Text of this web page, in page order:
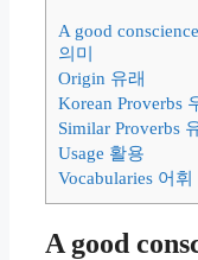
A good
의미
Origin 유래
Korean Proverbs
Similar Proverbs
Usage 활용
Vocabularies 어휘
A good